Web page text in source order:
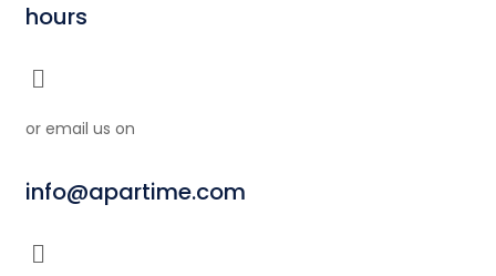
hours
or email us on
info@apartime.com